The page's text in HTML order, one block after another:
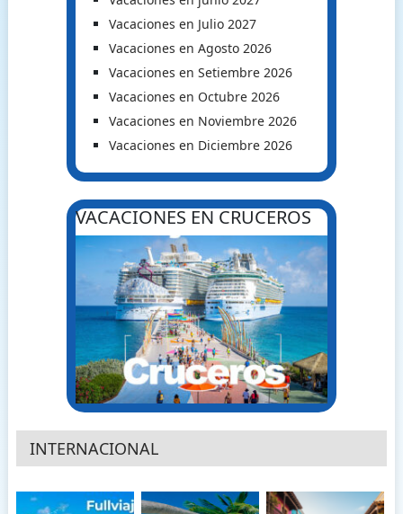
Vacaciones en Julio 2027
Vacaciones en Agosto 2026
Vacaciones en Setiembre 2026
Vacaciones en Octubre 2026
Vacaciones en Noviembre 2026
Vacaciones en Diciembre 2026
VACACIONES EN CRUCEROS
INTERNACIONAL